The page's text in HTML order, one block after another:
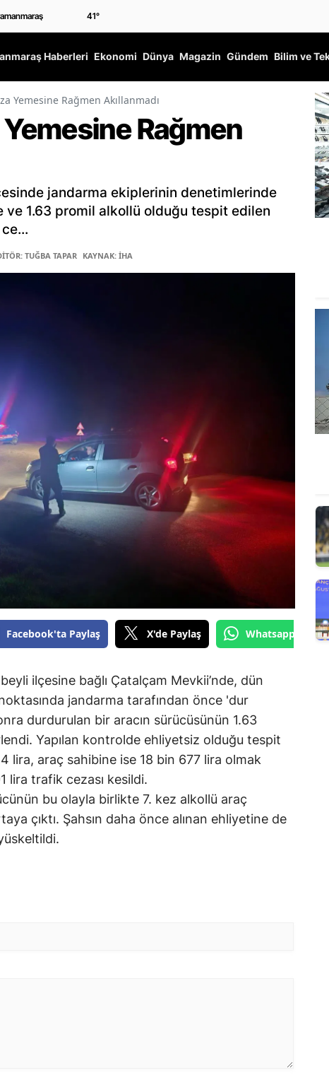
41°
Haberleri Ekonomi Dünya Magazin Gündem Bilim ve
Yemesine Rağmen Akıllanmadı
Rağmen
jandarma ekiplerinin denetimlerinde
ve 1.63 promil alkollü olduğu tespit edilen
TUĞBA TAPAR KAYNAK: İHA
Facebook'ta Paylaş X'de Paylaş Whatsapp'tan
ilçesine bağlı Çatalçam Mevkii’nde, dün
jandarma tarafından önce 'dur
durdurulan bir aracın sürücüsünün 1.63
Yapılan kontrolde ehliyetsiz olduğu tespit
lira, araç sahibine ise 18 bin 677 lira olmak
lira trafik cezası kesildi.
bu olayla birlikte 7. kez alkollü araç
çıktı. Şahsın daha önce alınan ehliyetine de